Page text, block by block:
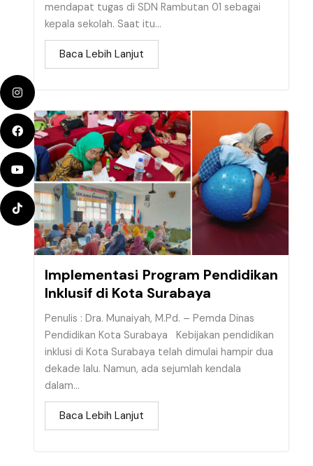
mendapat tugas di SDN Rambutan 01 sebagai
kepala sekolah. Saat itu...
Baca Lebih Lanjut
Implementasi Program Pendidikan
Inklusif di Kota Surabaya
Penulis : Dra. Munaiyah, M.Pd. – Pemda Dinas
Pendidikan Kota Surabaya Kebijakan pendidikan
inklusi di Kota Surabaya telah dimulai hampir dua
dekade lalu. Namun, ada sejumlah kendala
dalam...
Baca Lebih Lanjut